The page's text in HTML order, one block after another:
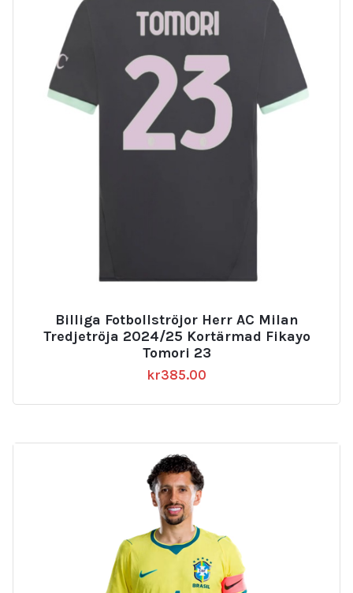
Billiga Fotbollströjor Herr AC Milan
Tredjetröja 2024/25 Kortärmad Fikayo
Tomori 23
kr385.00